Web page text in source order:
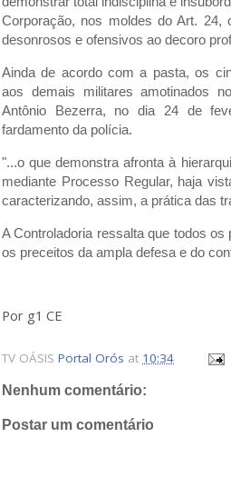
Corporação, nos moldes do Art.
desonrosos e ofensivos ao decoro
Ainda de acordo com a pasta, os
aos demais militares amotinados
Antônio Bezerra, no dia 24 de
fardamento da polícia.
"...o que demonstra afronta à
mediante Processo Regular, haja
caracterizando, assim, a prática das
A Controladoria ressalta que todos
os preceitos da ampla defesa e do
Por g1 CE
TV OÁSIS Portal Orós at 10:34
Nenhum comentário:
Postar um comentário